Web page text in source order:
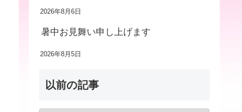
2026年8月6日
暑中お見舞い申し上げます
2026年8月5日
以前の記事